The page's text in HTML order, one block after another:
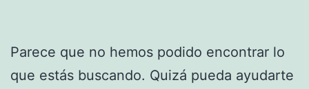
Parece que no hemos podido encontrar lo
que estás buscando. Quizá pueda ayudarte